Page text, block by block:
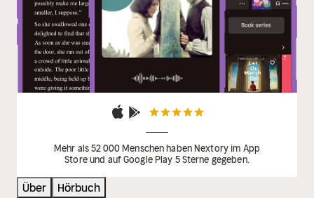
Mehr als 52 000 Menschen haben Nextory im App
Store und auf Google Play 5 Sterne gegeben.
Über
Hörbuch